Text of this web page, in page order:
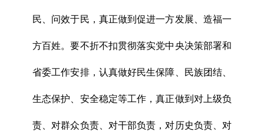
民、问效于民，真正做到促进一方发展、造福一
方百姓。要不折不扣贯彻落实党中央决策部署和
省委工作安排，认真做好民生保障、民族团结、
生态保护、安全稳定等工作，真正做到对上级负
责、对群众负责、对干部负责，对历史负责、对